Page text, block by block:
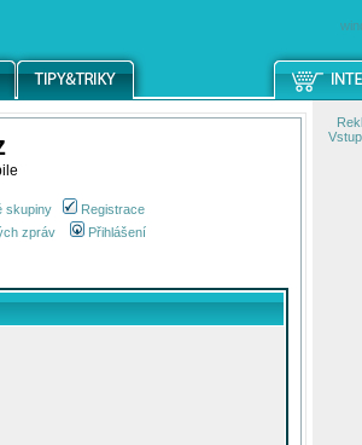
skupiny
Registrace
zpráv Přihlášení